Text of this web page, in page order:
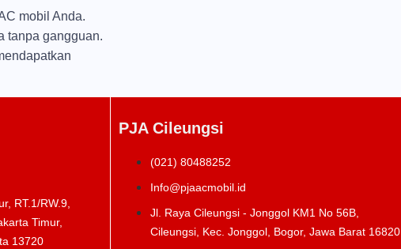
mobil Anda.
tanpa gangguan.
RT.1/RW.9,
Timur,
13720
PJA Cileungsi
(021) 80488252
Info@pjaacmobil.id
Jl. Raya Cileungsi - Jonggol KM1 No 56B,
Cileungsi, Kec. Jonggol, Bogor, Jawa Barat 16820